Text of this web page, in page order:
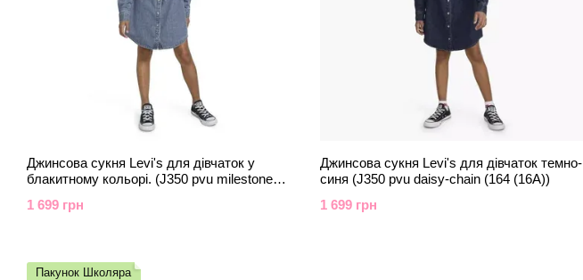
Джинсова сукня Levi's для дівчаток у
блакитному кольорі. (J350 pvu milestone
1 699 грн
Джинсова сукня Levi's для дівчаток темно-
синя (J350 pvu daisy-chain (164 (16A))
1 699 грн
Пакунок Школяра